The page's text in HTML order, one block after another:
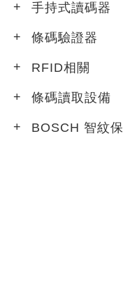
手持式讀碼器
條碼驗證器
RFID相關
條碼讀取設備
BOSCH 智紋保